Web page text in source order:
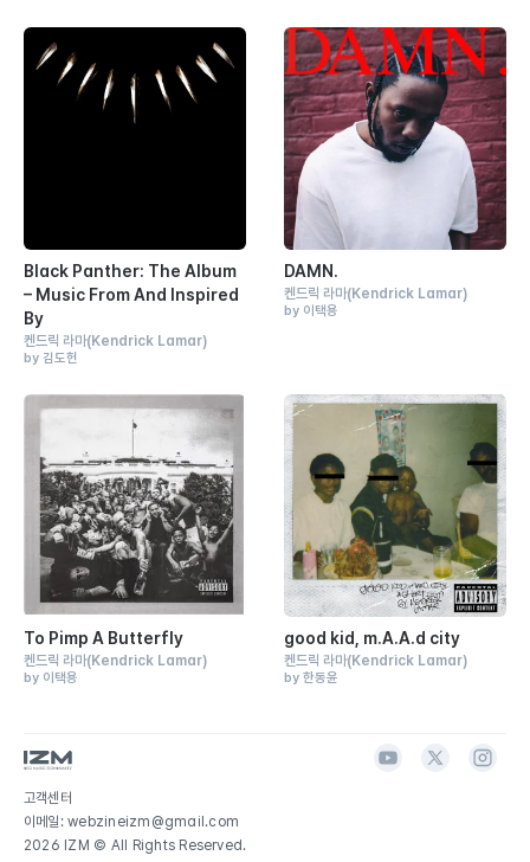
Black Panther: The Album
– Music From And Inspired
By
켄드릭 라마(Kendrick Lamar)
by 김도헌
DAMN.
켄드릭 라마(Kendrick Lamar)
by 이택용
To Pimp A Butterfly
켄드릭 라마(Kendrick Lamar)
by 이택용
good kid, m.A.A.d city
켄드릭 라마(Kendrick Lamar)
by 한동윤
고객센터
이메일: webzineizm@gmail.com
2026 IZM © All Rights Reserved.